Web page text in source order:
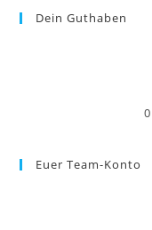
Dein Guthaben
0
Euer Team-Konto